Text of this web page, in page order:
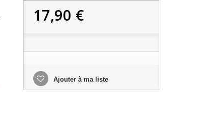
17,90 €
Ajouter à ma liste